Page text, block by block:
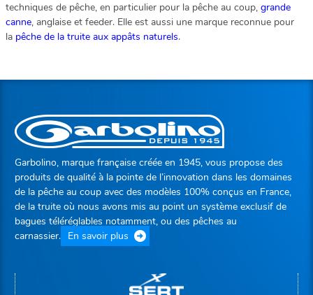
techniques de pêche, en particulier pour la pêche au coup, grande
canne, anglaise et feeder. Elle est aussi une marque reconnue pour
la pêche de la truite aux appâts naturels.
Garbolino, marque française créée en 1945, vous propose des
produits de qualité à la pointe de l’innovation dans les domaines
de la pêche au coup avec des modèles 100% conçus en France,
de la truite où nous avons mis au point un système exclusif de
bagues téléréglables notamment, ou des pêches au
carnassier. En savoir plus